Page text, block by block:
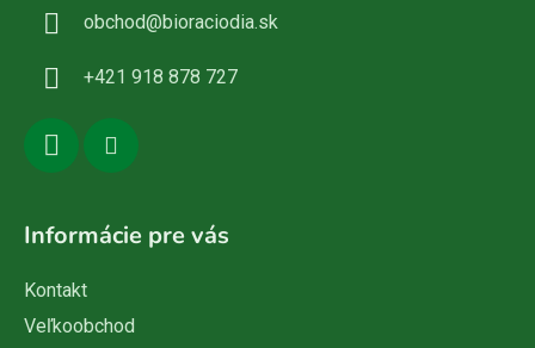
obchod@bioraciodia.sk
+421 918 878 727
Informácie pre vás
Kontakt
Veľkoobchod